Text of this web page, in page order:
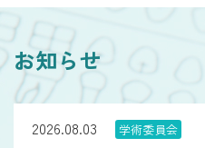
お知らせ
2026.08.03 学術委員会